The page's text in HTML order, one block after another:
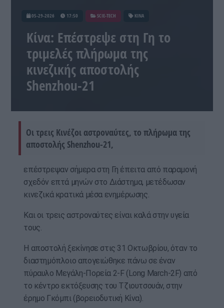
05-29-2026 17:50 SCIE-TECH ΚΙΝΑ
Κίνα: Επέστρεψε στη Γη το
τριμελές πλήρωμα της
κινεζικής αποστολής
Shenzhou-21
Οι τρεις Κινέζοι αστροναύτες, το πλήρωμα της
αποστολής Shenzhou-21,
επέστρεψαν σήμερα στη Γη έπειτα από παραμονή
σχεδόν επτά μηνών στο Διάστημα, μετέδωσαν
κινεζικά κρατικά μέσα ενημέρωσης.
Και οι τρεις αστροναύτες είναι καλά στην υγεία
τους.
Η αποστολή ξεκίνησε στις 31 Οκτωβρίου, όταν το
διαστημόπλοιο απογειώθηκε πάνω σε έναν
πύραυλο Μεγάλη-Πορεία 2-F (Long March-2F) από
το κέντρο εκτόξευσης του Τζιουτσουάν, στην
έρημο Γκόμπι (βορειοδυτική Κίνα).